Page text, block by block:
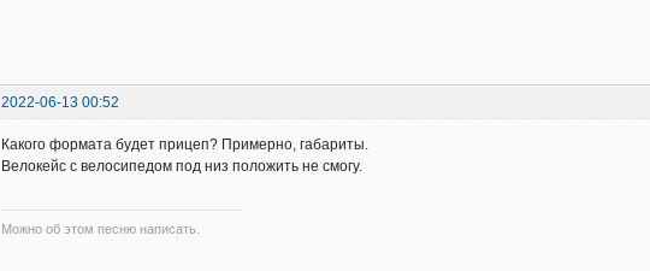
2022-06-13 00:52
Какого формата будет прицеп? Примерно, габариты.
Велокейс с велосипедом под низ положить не смогу.
Можно об этом песню написать.